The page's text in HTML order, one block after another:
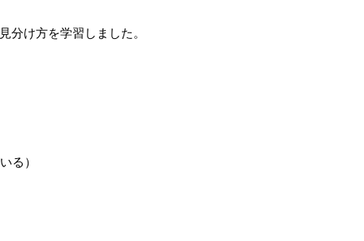
分け方を学習しました。
る）